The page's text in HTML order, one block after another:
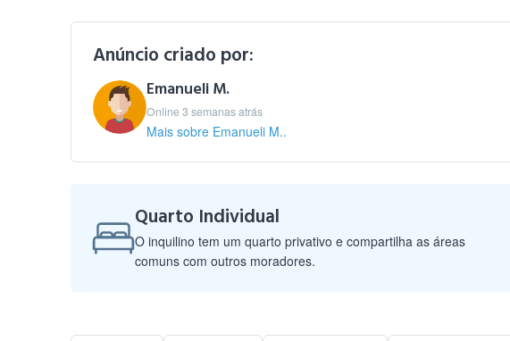
Anúncio criado por:
Emanueli M.
Online 3 semanas atrás
Mais sobre Emanueli M..
Quarto Individual
O inquilino tem um quarto privativo e compartilha as áreas
comuns com outros moradores.